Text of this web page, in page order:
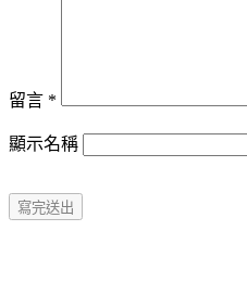
留言 *
顯示名稱